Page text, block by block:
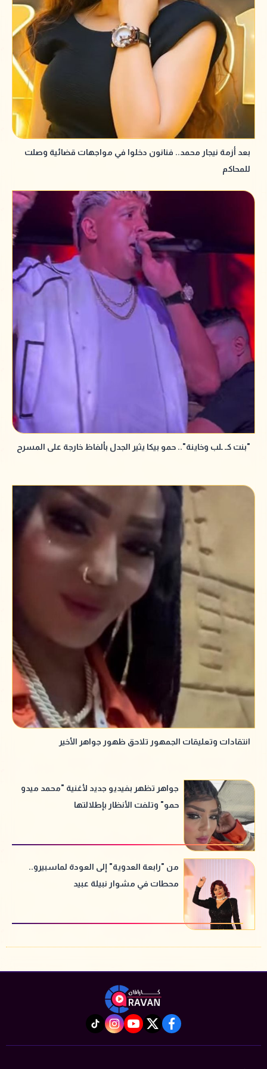
بعد أزمة نيجار محمد.. فنانون دخلوا في مواجهات قضائية وصلت
للمحاكم
"بنت كـ ـلب وخاينة".. حمو بيكا يثير الجدل بألفاظ خارجة على المسرح
انتقادات وتعليقات الجمهور تلاحق ظهور جواهر الأخير
جواهر تظهر بفيديو جديد لأغنية "محمد ميدو
حمو" وتلفت الأنظار بإطلالتها
من "رابعة العدوية" إلى العودة لماسبيرو..
محطات في مشوار نبيلة عبيد
facebook
twitter
youtube
instagram
tiktok